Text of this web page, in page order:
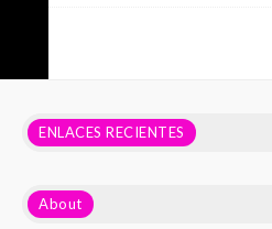
ENLACES RECIENTES
About